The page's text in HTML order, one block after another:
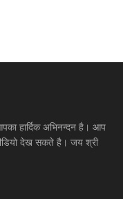
हार्दिक अभिनन्दन है। आप
देख सकते है। जय श्री